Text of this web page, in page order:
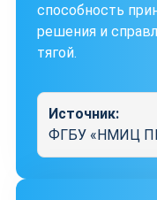
способность
решения и
тягой.
Источник:
ФГБУ «НМИЦ ПН